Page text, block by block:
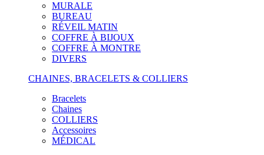
MURALE
BUREAU
RÉVEIL MATIN
COFFRE À BIJOUX
COFFRE À MONTRE
DIVERS
CHAINES, BRACELETS & COLLIERS
Bracelets
Chaines
COLLIERS
Accessoires
MÉDICAL